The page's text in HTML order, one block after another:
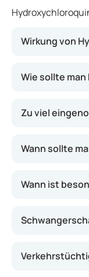
Wirkung von
Wie sollte
Zu viel
Wann sollte
Wann ist